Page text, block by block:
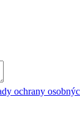
ochrany